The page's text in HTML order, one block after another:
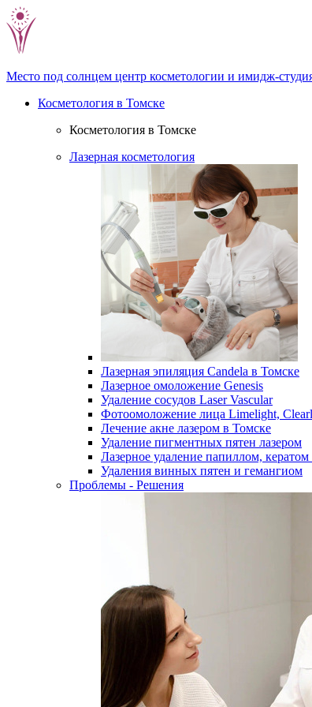
Место под солнцем центр косметологии и имидж-
Косметология в Томске
Косметология в Томске
Лазерная косметология
Лазерная эпиляция Candela в Томске
Лазерное омоложение Genesis
Удаление сосудов Laser Vascular
Фотоомоложение лица Limelight,
Лечение акне лазером в Томске
Удаление пигментных пятен лазером
Лазерное удаление папиллом,
Удаления винных пятен и гемангиом
Проблемы - Решения